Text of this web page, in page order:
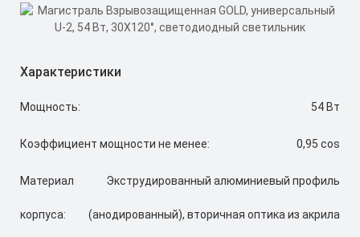
Характеристики
Мощность: 54 Вт
Коэффициент мощности не менее: 0,95 cos
Материал
корпуса:
Экструдированный алюминиевый профиль
(анодированный), вторичная оптика из акрила